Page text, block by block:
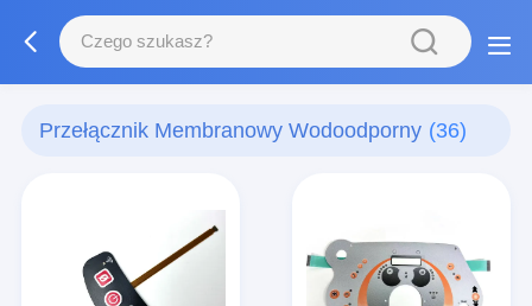
Przełącznik Membranowy Wodoodporny (36)